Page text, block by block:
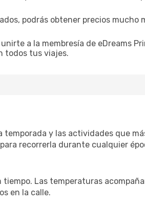
podrás obtener precios mucho
a la membresía de eDreams
todos tus viajes.
temporada y las actividades que
recorrerla durante cualquier
Las temperaturas
en la calle.